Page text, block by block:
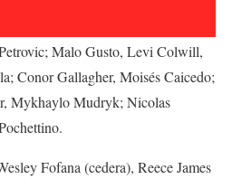
Malo Gusto, Levi Colwill,
Conor Gallagher, Moisés Caicedo;
Mykhaylo Mudryk; Nicolas
Fofana (cedera), Reece James